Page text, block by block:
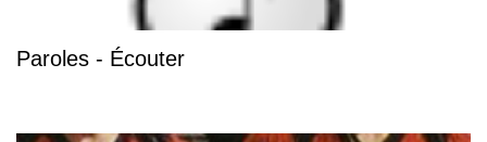
Paroles - Écouter